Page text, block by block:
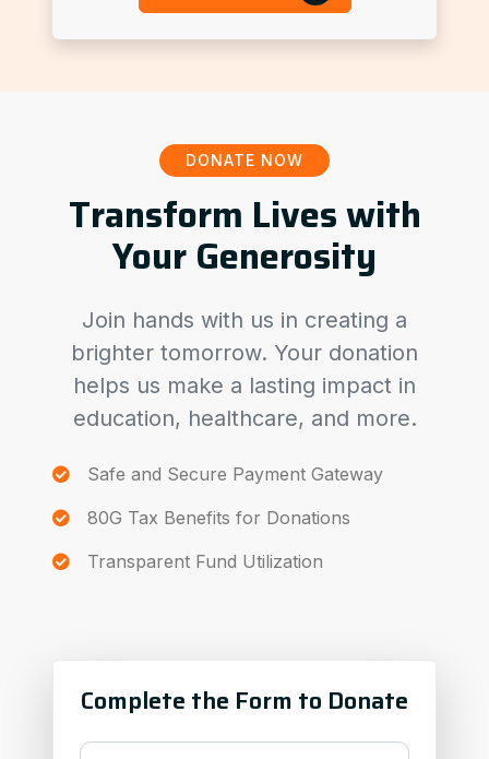
DONATE NOW
Transform Lives with
Your Generosity
Join hands with us in creating a
brighter tomorrow. Your donation
helps us make a lasting impact in
education, healthcare, and more.
Safe and Secure Payment Gateway
80G Tax Benefits for Donations
Transparent Fund Utilization
Complete the Form to Donate